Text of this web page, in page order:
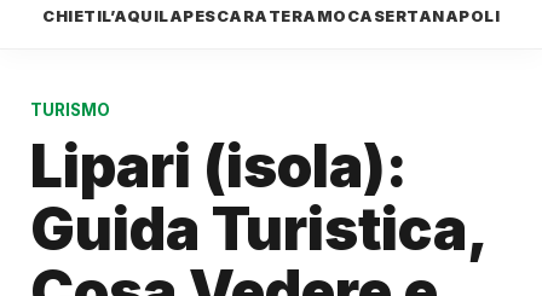
CHIETIL’AQUILAPESCARA TERAMO CASERTANAPOLI
TURISMO
Lipari (isola):
Guida Turistica,